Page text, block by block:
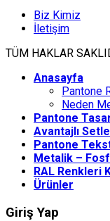
Biz Kimiz
İletişim
TÜM HAKLAR
Anasayfa
Pantone
Neden
Pantone
Avantajlı
Pantone
Metalik –
RAL Renkleri
Ürünler
Giriş Yap